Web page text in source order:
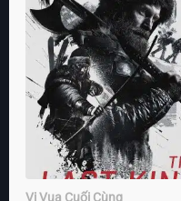
Vị Vua Cuối Cùng